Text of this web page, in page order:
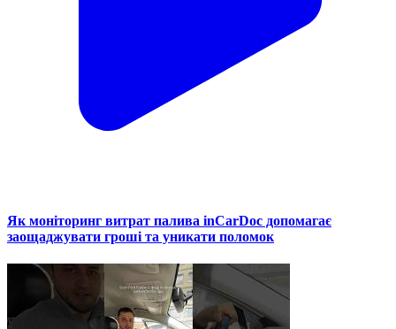
Як моніторинг витрат палива inCarDoc допомагає
заощаджувати гроші та уникати поломок